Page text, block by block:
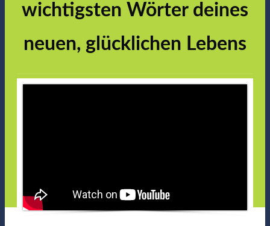
wichtigsten Wörter deines
neuen, glücklichen Lebens